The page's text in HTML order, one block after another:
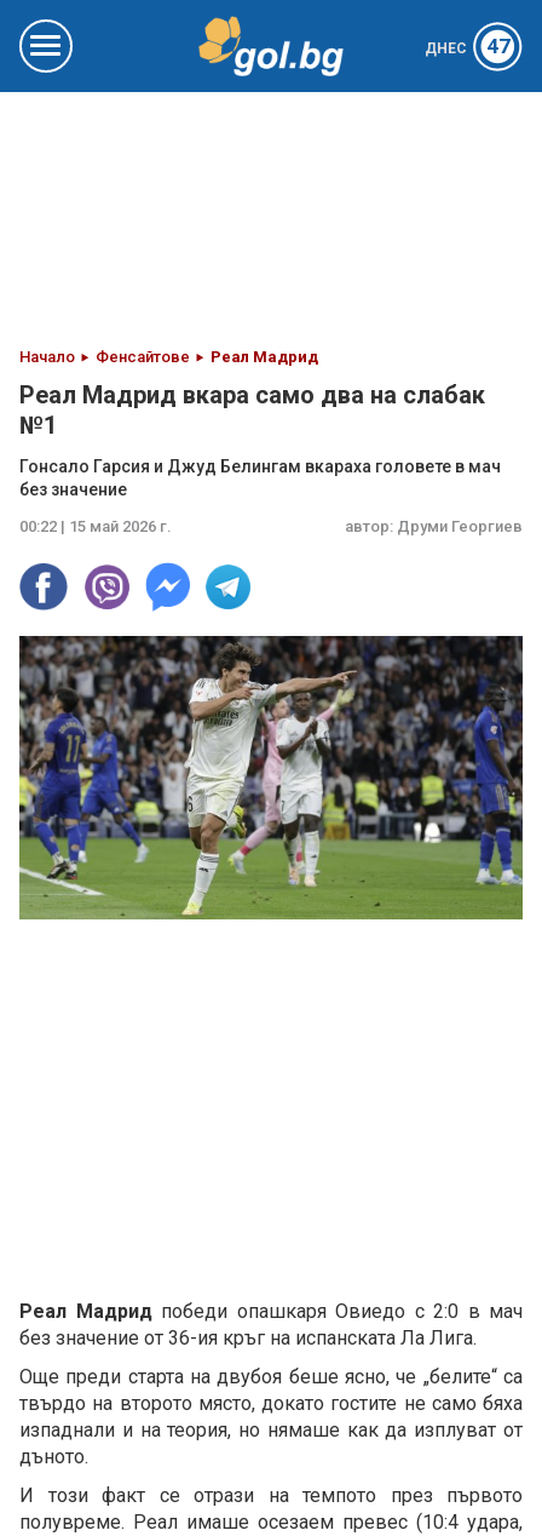
ДНЕС 47
Начало Фенсайтове Реал Мадрид
Реал Мадрид вкара само два на слабак
№1
Гонсало Гарсия и Джуд Белингам вкараха головете в мач
без значение
00:22 | 15 май 2026 г. автор: Друми Георгиев
Реал Мадридпобеди опашкаря Овиедо с 2:0 в мач
без значение от 36-ия кръг на испанската Ла Лига.
Още преди старта на двубоя беше ясно, че „белите“ са
твърдо на второто място, докато гостите не само бяха
изпаднали и на теория, но нямаше как да изплуват от
дъното.
И този факт се отрази на темпото през първото
полувреме. Реал имаше осезаем превес (10:4 удара,